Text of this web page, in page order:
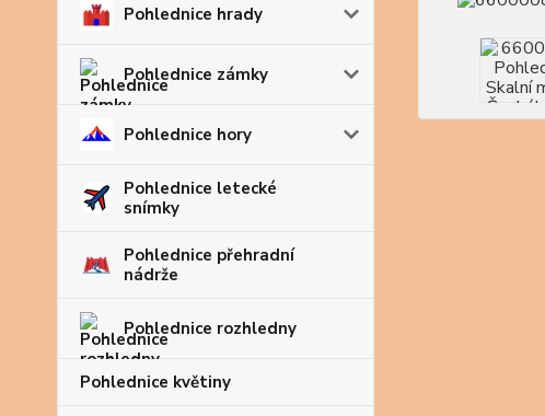
Pohlednice hrady
Pohlednice zámky
Pohlednice hory
Pohlednice letecké
snímky
Pohlednice přehradní
nádrže
Pohlednice rozhledny
Pohlednice květiny